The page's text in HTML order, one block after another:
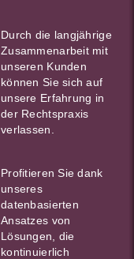
Durch die langjährige
Zusammenarbeit mit
unseren Kunden
können Sie sich auf
unsere Erfahrung in
der Rechtspraxis
verlassen.
Profitieren Sie dank
unseres
datenbasierten
Ansatzes von
Lösungen, die
kontinuierlich